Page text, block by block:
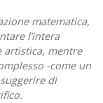
matematica,
l’intera
artistica, mentre
-come un
di